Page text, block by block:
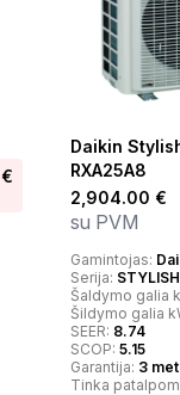
€
Daikin
RXA25A8
2,904.00 €
su PVM
Gamintojas:
Serija: STYLISH
Šaldymo galia
Šildymo galia
SEER: 8.74
SCOP: 5.15
Garantija: 3
Tinka